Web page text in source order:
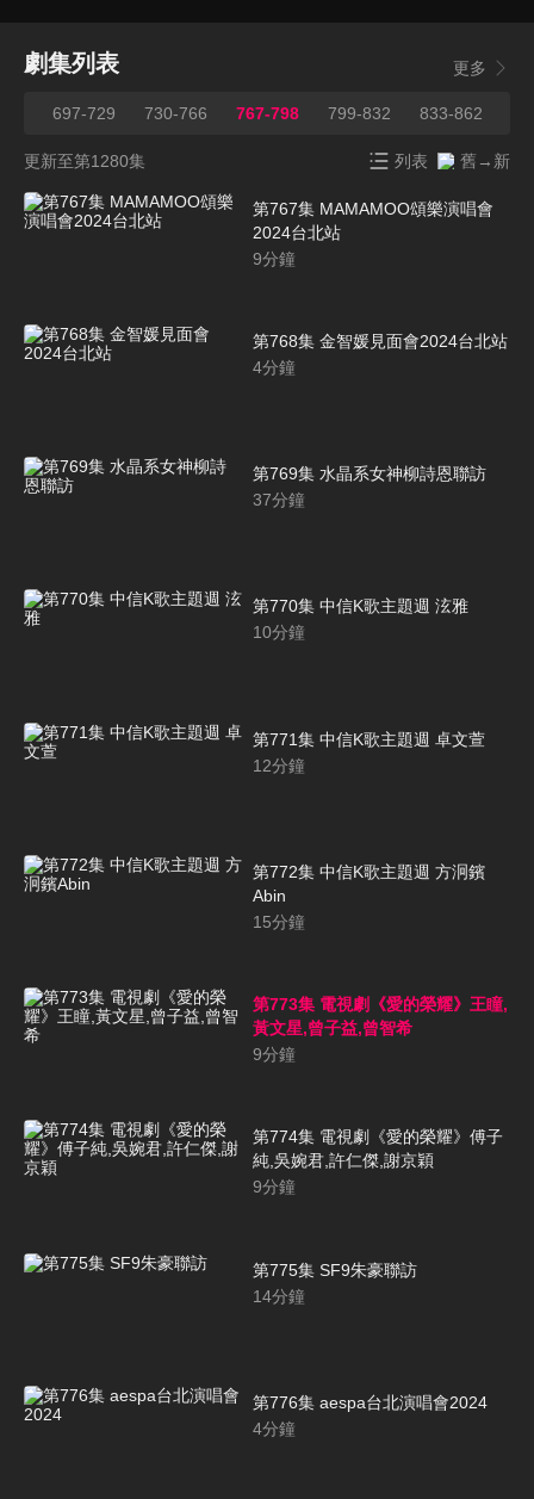
劇集列表 更多
697-729 730-766 767-798 799-832 833-862
更新至第1280集 列表 舊→新
第767集 MAMAMOO頌樂演唱會
2024台北站
9分鐘
第768集 金智媛見面會2024台北站
4分鐘
第769集 水晶系女神柳詩恩聯訪
37分鐘
第770集 中信K歌主題週 泫雅
10分鐘
第771集 中信K歌主題週 卓文萱
12分鐘
第772集 中信K歌主題週 方泂鑌
Abin
15分鐘
第773集 電視劇《愛的榮耀》王瞳,
黃文星,曾子益,曾智希
9分鐘
第774集 電視劇《愛的榮耀》傅子
純,吳婉君,許仁傑,謝京穎
9分鐘
第775集 SF9朱豪聯訪
14分鐘
第776集 aespa台北演唱會2024
4分鐘